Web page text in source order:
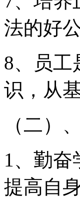
法的好公
8、员工
识，从
（二）、
1、勤
提高自